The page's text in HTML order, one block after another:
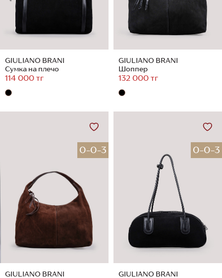
GIULIANO BRANI
Сумка на плечо
114 000 тг
GIULIANO BRANI
Шоппер
132 000 тг
0-0-3
GIULIANO BRANI
0-0-3
GIULIANO BRANI